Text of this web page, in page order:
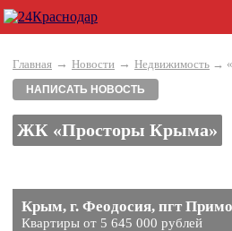
Главная → Новости → Недвижимость →
НАПИСАТЬ НОВОСТЬ
ЖК «Просторы Крыма»
Крым, г. Феодосия, пгт
Квартиры от 5 645 000 рублей